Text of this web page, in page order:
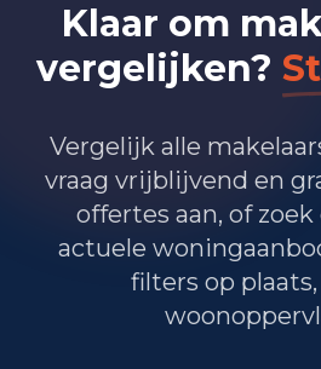
Zakelijke dienstverlening
Landbouw, bosbouw en visserij
Vervoer, informatie en
Financiele diensten en
Cultuur, recreatie en overige
Klaar om
vergelijken?
Vergelijk alle
vraag vrijblijvend en
offertes aan, of
actuele
filters op